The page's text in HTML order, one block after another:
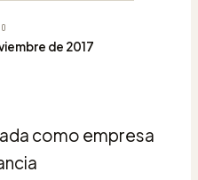
de 2017